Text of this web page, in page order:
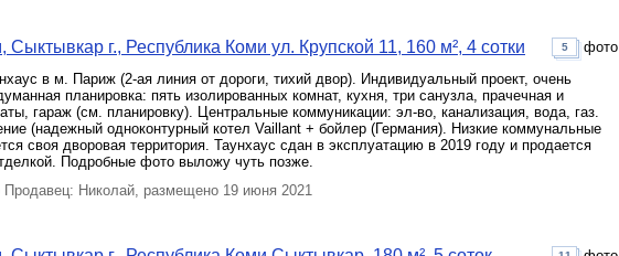
г., Республика Коми ул. Крупской 11, 160 м², 4 сотки
в м. Париж (2-ая линия от дороги, тихий двор). Индивидуальный проект, очень
планировка: пять изолированных комнат, кухня, три санузла, прачечная и
гараж (см. планировку). Центральные коммуникации: эл-во, канализация, вода, газ.
(надежный одноконтурный котел Vaillant + бойлер (Германия). Низкие коммунальные
своя дворовая территория. Таунхаус сдан в эксплуатацию в 2019 году и продается
Подробные фото выложу чуть позже.
5 фото
Николай, размещено 19 июня 2021